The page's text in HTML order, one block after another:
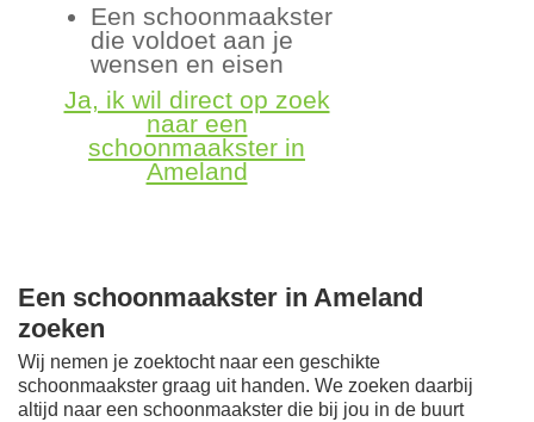
Een schoonmaakster
die voldoet aan je
wensen en eisen
Ja, ik wil direct op zoek
naar een
schoonmaakster in
Ameland
Een schoonmaakster in Ameland
zoeken
Wij nemen je zoektocht naar een geschikte
schoonmaakster graag uit handen. We zoeken daarbij
altijd naar een schoonmaakster die bij jou in de buurt